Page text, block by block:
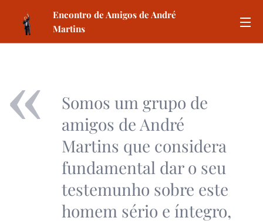
Encontro de Amigos de André
Martins
Somos um grupo de
amigos de André
Martins que considera
fundamental dar o seu
testemunho sobre este
homem sério e íntegro,